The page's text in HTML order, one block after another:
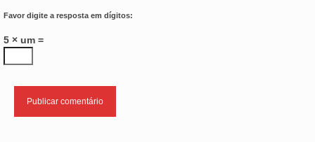
Favor digite a resposta em dígitos:
5 × um =